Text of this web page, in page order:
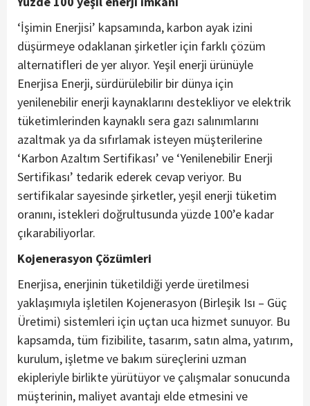
‘İşimin Enerjisi’ kapsamında, karbon ayak izini
düşürmeye odaklanan şirketler için farklı çözüm
alternatifleri de yer alıyor. Yeşil enerji ürünüyle
Enerjisa Enerji, sürdürülebilir bir dünya için
yenilenebilir enerji kaynaklarını destekliyor ve elektrik
tüketimlerinden kaynaklı sera gazı salınımlarını
azaltmak ya da sıfırlamak isteyen müşterilerine
‘Karbon Azaltım Sertifikası’ ve ‘Yenilenebilir Enerji
Sertifikası’ tedarik ederek cevap veriyor. Bu
sertifikalar sayesinde şirketler, yeşil enerji tüketim
oranını, istekleri doğrultusunda yüzde 100’e kadar
çıkarabiliyorlar.
Kojenerasyon Çözümleri
Enerjisa, enerjinin tüketildiği yerde üretilmesi
yaklaşımıyla işletilen Kojenerasyon (Birleşik Isı – Güç
Üretimi) sistemleri için uçtan uca hizmet sunuyor. Bu
kapsamda, tüm fizibilite, tasarım, satın alma, yatırım,
kurulum, işletme ve bakım süreçlerini uzman
ekipleriyle birlikte yürütüyor ve çalışmalar sonucunda
müşterinin, maliyet avantajı elde etmesini ve